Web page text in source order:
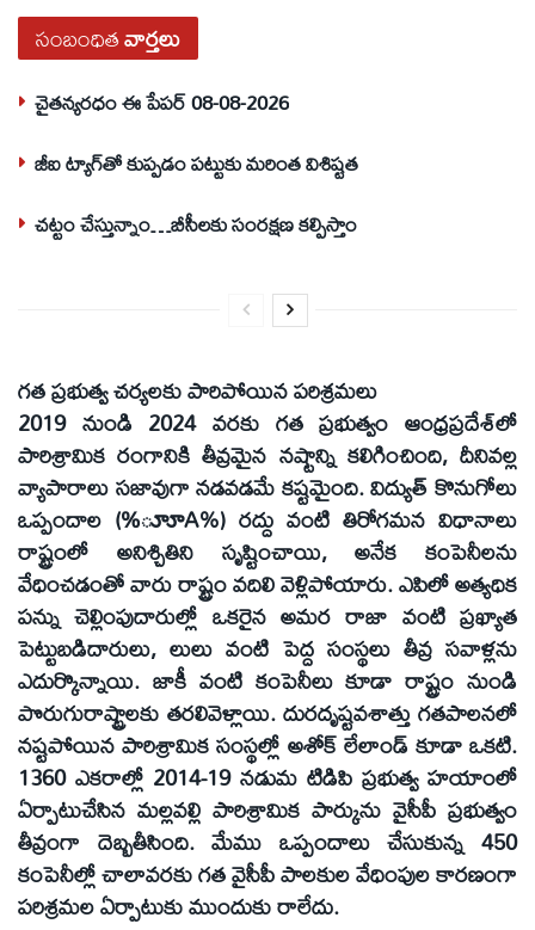
సంబంధితవార్తలు
చైతన్యరధం ఈ పేపర్ 08-08-2026
జీఐ ట్యాగ్‌తో కుప్పడం పట్టుకు మరింత విశిష్టత
చట్టం చేస్తున్నాం…బీసీలకు సంరక్షణ కల్పిస్తాం
గత ప్రభుత్వ చర్యలకు పారిపోయిన పరిశ్రమలు
2019 నుండి 2024 వరకు గత ప్రభుత్వం ఆంధ్రప్రదేశ్‌లో
పారిశ్రామిక రంగానికి తీవ్రమైన నష్టాన్ని కలిగించింది, దీనివల్ల
వ్యాపారాలు సజావుగా నడవడమే కష్టమైంది. విద్యుత్‌ కొనుగోలు
ఒప్పందాల (%ూూA%) రద్దు వంటి తిరోగమన విధానాలు
రాష్ట్రంలో అనిశ్చితిని సృష్టించాయి, అనేక కంపెనీలను
వేధించడంతో వారు రాష్ట్రం వదిలి వెళ్లిపోయారు. ఎపిలో అత్యధిక
పన్ను చెల్లింపుదారుల్లో ఒకరైన అమర రాజా వంటి ప్రఖ్యాత
పెట్టుబడిదారులు, లులు వంటి పెద్ద సంస్థలు తీవ్ర సవాళ్లను
ఎదుర్కొన్నాయి. జాకీ వంటి కంపెనీలు కూడా రాష్ట్రం నుండి
పొరుగురాష్ట్రాలకు తరలివెళ్లాయి. దురదృష్టవశాత్తు గతపాలనలో
నష్టపోయిన పారిశ్రామిక సంస్థల్లో అశోక్‌ లేలాండ్‌ కూడా ఒకటి.
1360 ఎకరాల్లో 2014-19 నడుమ టిడిపి ప్రభుత్వ హయాంలో
ఏర్పాటుచేసిన మల్లవల్లి పారిశ్రామిక పార్కును వైసీపీ ప్రభుత్వం
తీవ్రంగా దెబ్బతీసింది. మేము ఒప్పందాలు చేసుకున్న 450
కంపెనీల్లో చాలావరకు గత వైసీపీ పాలకుల వేధింపుల కారణంగా
పరిశ్రమల ఏర్పాటుకు ముందుకు రాలేదు.